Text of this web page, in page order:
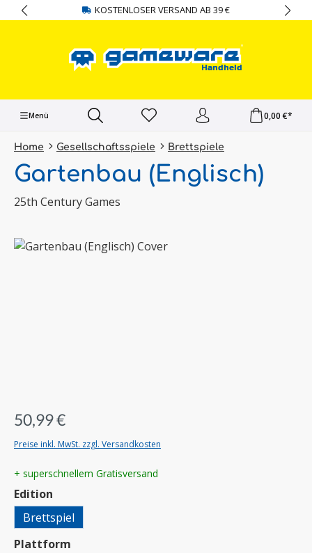
springen KOSTENLOSER VERSAND AB 39 €
Menü 0,00 €*
Home Gesellschaftsspiele Brettspiele
Gartenbau (Englisch)
25th Century Games
Bildergalerie überspringen
50,99 €
Preise inkl. MwSt. zzgl. Versandkosten
+ superschnellem Gratisversand
Edition
Brettspiel
Plattform